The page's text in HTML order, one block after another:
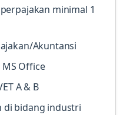
minimal 1
Akuntansi
MS Office
A & B
di bidang industri